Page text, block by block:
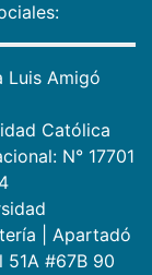
Luis Amigó
Católica
N° 17701
Apartadó
51A #67B 90